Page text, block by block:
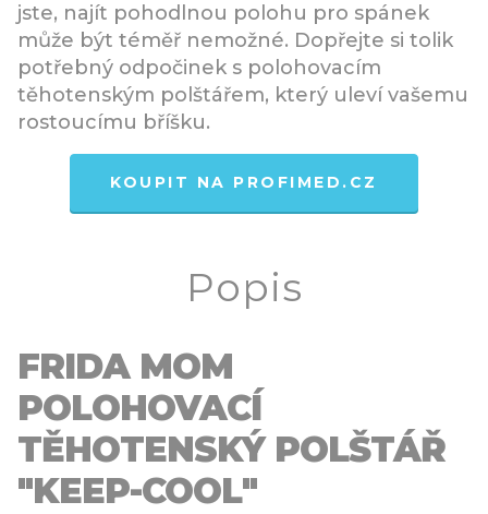
jste, najít pohodlnou polohu pro spánek
může být téměř nemožné. Dopřejte si tolik
potřebný odpočinek s polohovacím
těhotenským polštářem, který uleví vašemu
rostoucímu bříšku.
KOUPIT NA PROFIMED.CZ
Popis
FRIDA MOM
POLOHOVACÍ
TĚHOTENSKÝ POLŠTÁŘ
"KEEP-COOL"